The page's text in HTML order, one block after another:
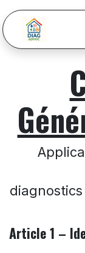
Se rendre au
Article 1 –